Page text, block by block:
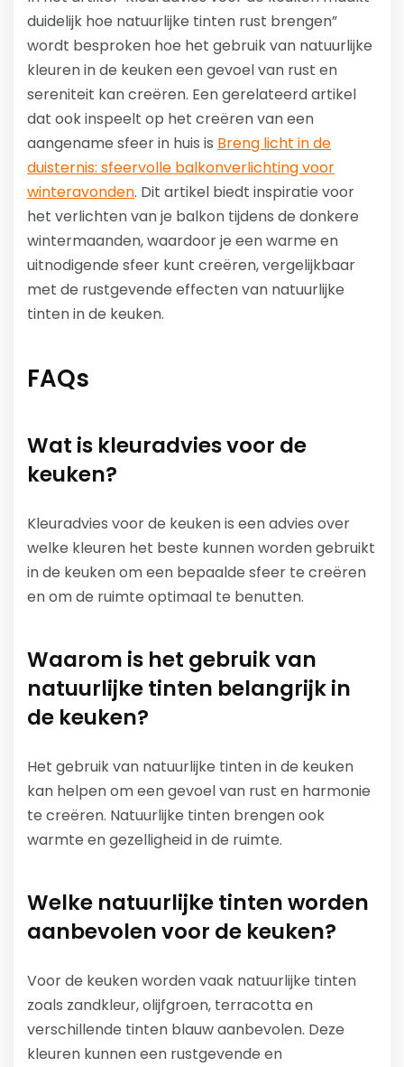
duidelijk hoe natuurlijke tinten rust brengen”
wordt besproken hoe het gebruik van natuurlijke
kleuren in de keuken een gevoel van rust en
sereniteit kan creëren. Een gerelateerd artikel
dat ook inspeelt op het creëren van een
aangename sfeer in huis is Breng licht in de
duisternis: sfeervolle balkonverlichting voor
winteravonden. Dit artikel biedt inspiratie voor
het verlichten van je balkon tijdens de donkere
wintermaanden, waardoor je een warme en
uitnodigende sfeer kunt creëren, vergelijkbaar
met de rustgevende effecten van natuurlijke
tinten in de keuken.
FAQs
Wat is kleuradvies voor de
keuken?
Kleuradvies voor de keuken is een advies over
welke kleuren het beste kunnen worden gebruikt
in de keuken om een bepaalde sfeer te creëren
en om de ruimte optimaal te benutten.
Waarom is het gebruik van
natuurlijke tinten belangrijk in
de keuken?
Het gebruik van natuurlijke tinten in de keuken
kan helpen om een gevoel van rust en harmonie
te creëren. Natuurlijke tinten brengen ook
warmte en gezelligheid in de ruimte.
Welke natuurlijke tinten worden
aanbevolen voor de keuken?
Voor de keuken worden vaak natuurlijke tinten
zoals zandkleur, olijfgroen, terracotta en
verschillende tinten blauw aanbevolen. Deze
kleuren kunnen een rustgevende en